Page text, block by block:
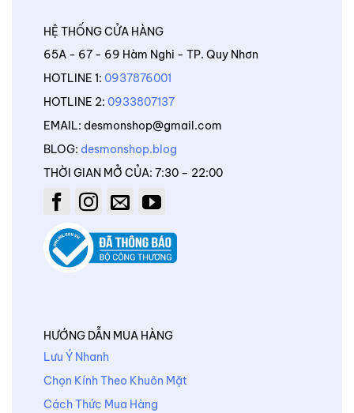
HỆ THỐNG CỬA HÀNG
65A - 67 - 69 Hàm Nghi - TP. Quy Nhơn
HOTLINE 1: 0937876001
HOTLINE 2: 0933807137
EMAIL: desmonshop@gmail.com
BLOG: desmonshop.blog
THỜI GIAN MỞ CỦA: 7:30 – 22:00
HƯỚNG DẪN MUA HÀNG
Lưu Ý Nhanh
Chọn Kính Theo Khuôn Mặt
Cách Thức Mua Hàng